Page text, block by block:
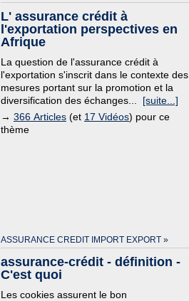
L' assurance crédit à
l'exportation perspectives en
Afrique
La question de l'assurance crédit à
l'exportation s'inscrit dans le contexte des
mesures portant sur la promotion et la
diversification des échanges... [suite...]
→ 366 Articles (et 17 Vidéos) pour ce
thème
ASSURANCE CREDIT IMPORT EXPORT »
assurance-crédit - définition -
C'est quoi
Les cookies assurent le bon